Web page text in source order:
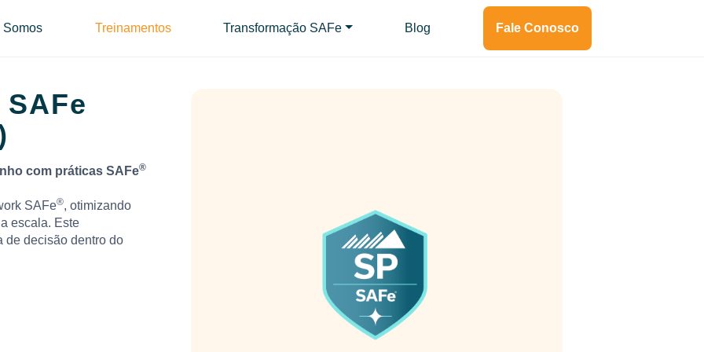
Somos Treinamentos Transformação SAFe Blog Fale Conosco
SAFe
com práticas SAFe®
SAFe®, otimizando
escala. Este
de decisão dentro do